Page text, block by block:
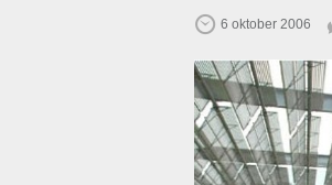
6 oktober 2006